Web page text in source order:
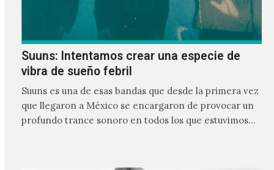
Suuns: Intentamos crear una especie de
vibra de sueño febril
Suuns es una de esas bandas que desde la primera vez
que llegaron a México se encargaron de provocar un
profundo trance sonoro en todos los que estuvimos